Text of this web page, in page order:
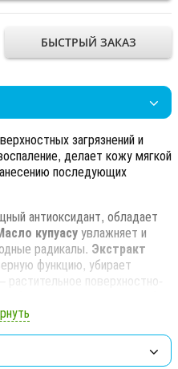
БЫСТРЫЙ ЗАКАЗ
загрязнений и
делает кожу мягкой
последующих
антиоксидант, обладает
купуасуувлажняет и
радикалы. Экстракт
функцию, убирает
– растительное поверхностно-
масло семян купуасу,
хлопчатника, экстракт